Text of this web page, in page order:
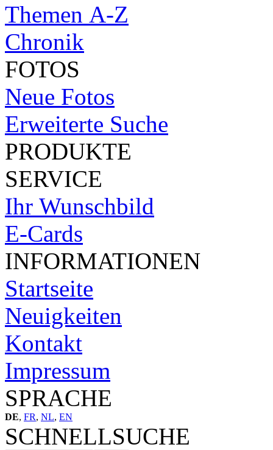
Themen A-Z
Chronik
FOTOS
Neue Fotos
Erweiterte Suche
PRODUKTE
SERVICE
Ihr Wunschbild
E-Cards
INFORMATIONEN
Startseite
Neuigkeiten
Kontakt
Impressum
SPRACHE
DE, FR, NL, EN
SCHNELLSUCHE